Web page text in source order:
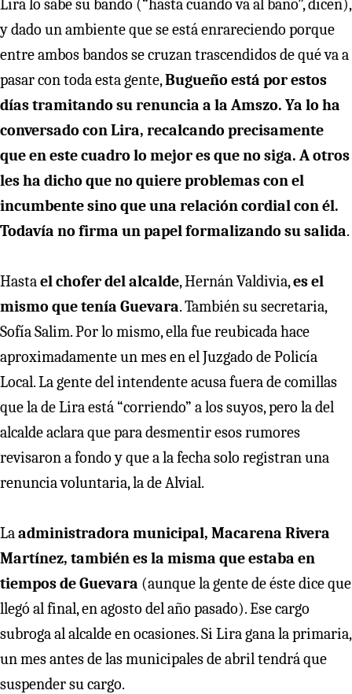
Lira lo sabe su bando (“hasta cuando va al baño”, dicen),
y dado un ambiente que se está enrareciendo porque
entre ambos bandos se cruzan trascendidos de qué va a
pasar con toda esta gente,Bugueño está por estos
días tramitando su renuncia a la Amszo. Ya lo ha
conversado con Lira, recalcando precisamente
que en este cuadro lo mejor es que no siga. A otros
les ha dicho que no quiere problemas con el
incumbente sino que una relación cordial con él.
Todavía no firma un papel formalizando su salida.
Hastael chofer del alcalde, Hernán Valdivia,es el
mismo que tenía Guevara. También su secretaria,
Sofía Salim. Por lo mismo, ella fue reubicada hace
aproximadamente un mes en el Juzgado de Policía
Local. La gente del intendente acusa fuera de comillas
que la de Lira está “corriendo” a los suyos, pero la del
alcalde aclara que para desmentir esos rumores
revisaron a fondo y que a la fecha solo registran una
renuncia voluntaria, la de Alvial.
Laadministradora municipal, Macarena Rivera
Martínez, también es la misma que estaba en
tiempos de Guevara (aunque la gente de éste dice que
llegó al final, en agosto del año pasado). Ese cargo
subroga al alcalde en ocasiones. Si Lira gana la primaria,
un mes antes de las municipales de abril tendrá que
suspender su cargo.